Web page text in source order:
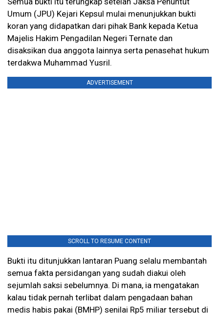
Umum (JPU) Kejari Kepsul mulai menunjukkan bukti
koran yang didapatkan dari pihak Bank kepada Ketua
Majelis Hakim Pengadilan Negeri Ternate dan
disaksikan dua anggota lainnya serta penasehat hukum
terdakwa Muhammad Yusril.
ADVERTISEMENT
SCROLL TO RESUME CONTENT
Bukti itu ditunjukkan lantaran Puang selalu membantah
semua fakta persidangan yang sudah diakui oleh
sejumlah saksi sebelumnya. Di mana, ia mengatakan
kalau tidak pernah terlibat dalam pengadaan bahan
medis habis pakai (BMHP) senilai Rp5 miliar tersebut di